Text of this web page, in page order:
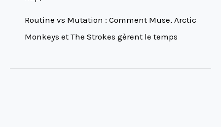
Routine vs Mutation : Comment Muse, Arctic
Monkeys et The Strokes gèrent le temps